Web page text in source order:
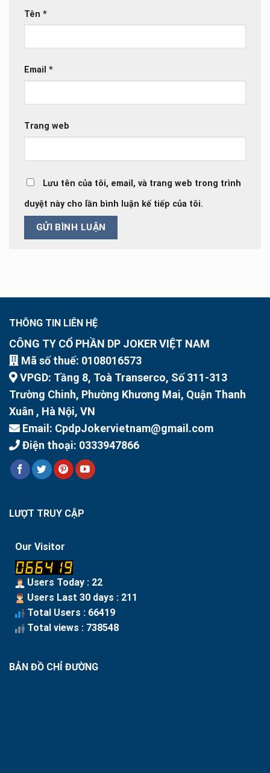
Tên *
Email *
Trang web
Lưu tên của tôi, email, và trang web trong trình
duyệt này cho lần bình luận kế tiếp của tôi.
THÔNG TIN LIÊN HỆ
CÔNG TY CỔ PHẦN DP JOKER VIỆT NAM
Mã số thuế: 0108016573
VPGD: Tầng 8, Toà Transerco, Số 311-313
Trường Chinh, Phường Khương Mai, Quận Thanh
Xuân , Hà Nội, VN
Email: CpdpJokervietnam@gmail.com
Điện thoại: 0333947866
LƯỢT TRUY CẬP
Our Visitor
Users Today : 22
Users Last 30 days : 211
Total Users : 66419
Total views : 738548
BẢN ĐỒ CHỈ ĐƯỜNG